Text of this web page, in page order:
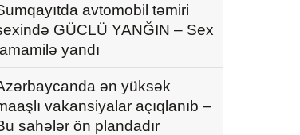
avtomobil təmiri
GÜCLÜ YANĞIN – Sex
yandı
ən yüksək
vakansiyalar açıqlanıb –
sahələr ön plandadır